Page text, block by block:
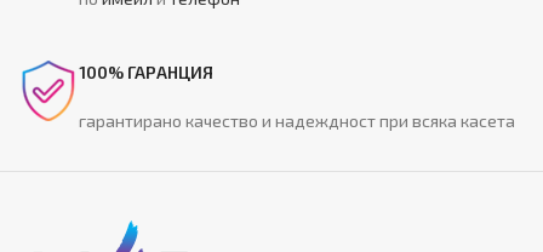
100% ГАРАНЦИЯ
гарантирано качество и надеждност при всяка касета